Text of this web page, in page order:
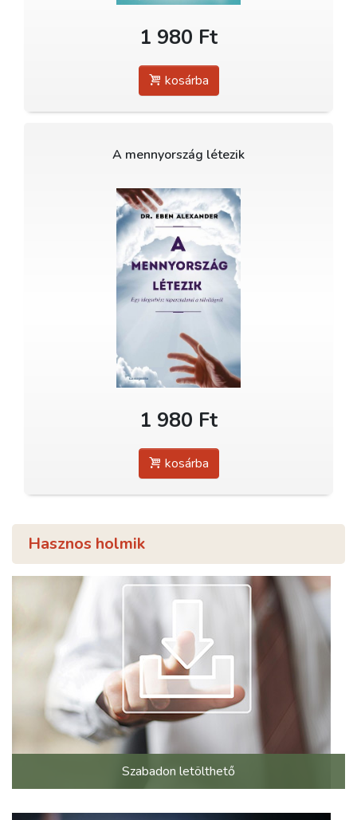
1 980 Ft
kosárba
A mennyország létezik
1 980 Ft
kosárba
Hasznos holmik
Szabadon letölthető